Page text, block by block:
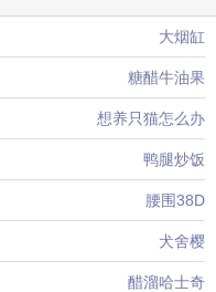
大烟缸
糖醋牛油果
想养只猫怎么办
鸭腿炒饭
腰围38D
犬舍樱
醋溜哈士奇